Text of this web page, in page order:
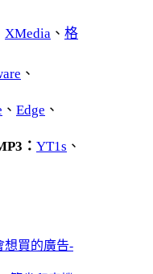
XMedia 、 格
、
、 Edge 、
： YT1s 、
想買的廣告-